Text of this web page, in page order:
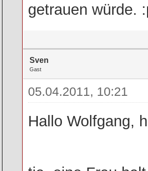
getrauen würde.
Sven
Gast
05.04.2011, 10:21
Hallo Wolfgang,